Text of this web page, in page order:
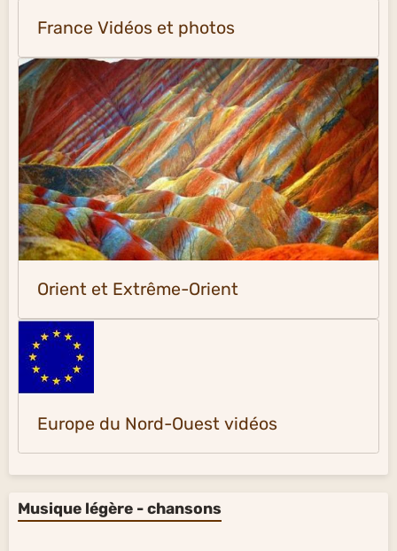
France Vidéos et photos
Orient et Extrême-Orient
Europe du Nord-Ouest vidéos
Musique légère - chansons